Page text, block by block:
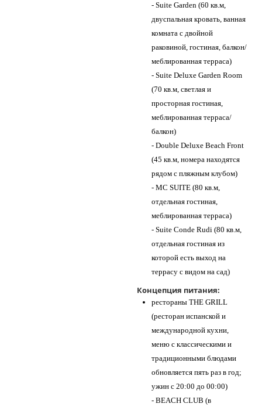
- Suite Garden (60 кв.м,
двуспальная кровать, ванная
комната с двойной
раковиной, гостиная, балкон/
меблированная терраса)
- Suite Deluxe Garden Room
(70 кв.м, светлая и
просторная гостиная,
меблированная терраса/
балкон)
- Double Deluxe Beach Front
(45 кв.м, номера находятся
рядом с пляжным клубом)
- MC SUITE (80 кв.м,
отдельная гостиная,
меблированная терраса)
- Suite Conde Rudi (80 кв.м,
отдельная гостиная из
которой есть выход на
террасу с видом на сад)
Концепция питания:
рестораны THE GRILL
(ресторан испанской и
международной кухни,
меню с классическими и
традиционными блюдами
обновляется пять раз в год;
ужин с 20:00 до 00:00)
- BEACH CLUB (в